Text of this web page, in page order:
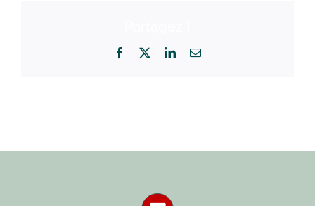
Facebook LinkedInEmail